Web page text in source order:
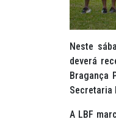
Neste
deverá
Bragança
Secretaria
A LBF